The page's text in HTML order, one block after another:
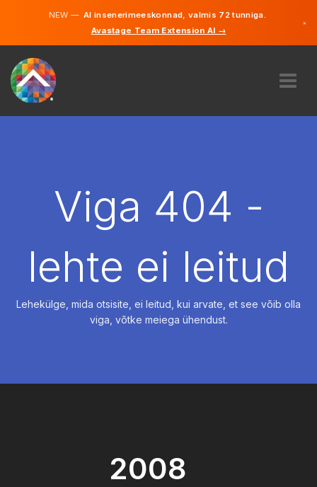
NEW —AI insenerimeeskonnad, valmis 72 tunniga.
Avastage Team Extension AI →
×
PALKAMAViga 404 -
lehte ei leitud
Lehekülge, mida otsisite, ei leitud, kui arvate, et see võib olla
viga, võtke meiega ühendust.
2008